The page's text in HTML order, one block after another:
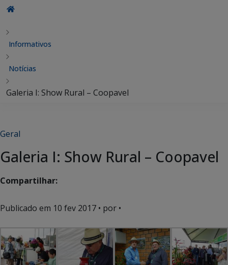
Informativos
Notícias
Galeria I: Show Rural – Coopavel
Geral
Galeria I: Show Rural – Coopavel
Compartilhar:
Publicado em 10 fev 2017 • por •